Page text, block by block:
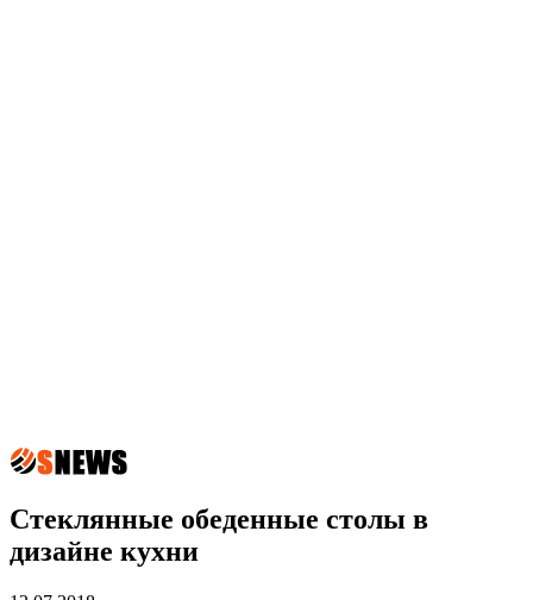
Стеклянные обеденные столы в
дизайне кухни